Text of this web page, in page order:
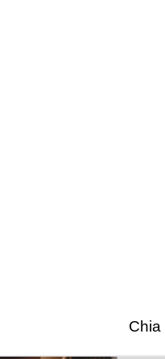
Chia